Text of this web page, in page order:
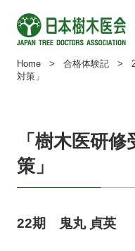
Home > 合格体験記 >
対策」
「樹木医研
策」
22期 鬼丸 貞英